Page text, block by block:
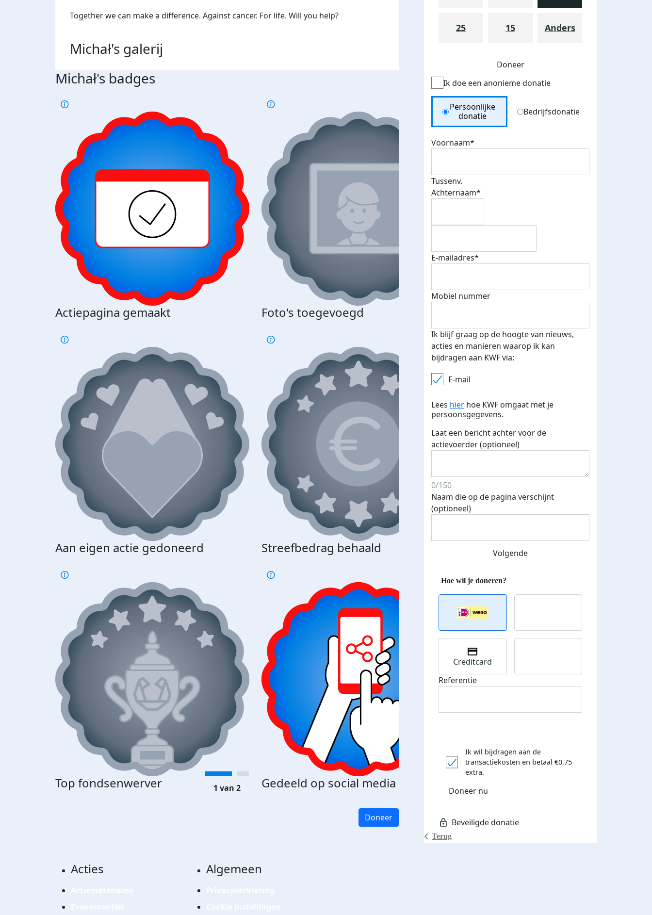
Together we can make a difference. Against cancer. For life. Will you help?
Michał's galerij
Michał's badges
Actiepagina gemaakt Foto's toegevoegd
Aan eigen actie gedoneerd Streefbedrag behaald Streefbedrag verhoogd
Top fondsenwerver Gedeeld op social media
verdiend
1 van 2
Doneer
25 15 Anders
Doneer
Ik doe een anonieme donatie
Donation Type
Persoonlijke
donatie
Bedrijfsdonatie
Voornaam*
Tussenv.
Achternaam*
E-mailadres*
Mobiel nummer
Ik blijf graag op de hoogte van nieuws,
acties en manieren waarop ik kan
bijdragen aan KWF via:
E-mail
Lees hier hoe KWF omgaat met je
persoonsgegevens.
Laat een bericht achter voor de
actievoerder (optioneel)
0/150
Naam die op de pagina verschijnt
(optioneel)
Volgende
Terug
Creditcard
Referentie
Ik wil bijdragen aan de
transactiekosten en betaal €0,75
extra.
Doneer nu
Acties Algemeen